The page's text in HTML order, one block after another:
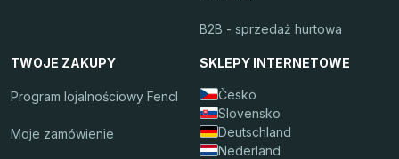
B2B - sprzedaż hurtowa
TWOJE ZAKUPY
Program lojalnościowy Fencl
Moje zamówienie
SKLEPY INTERNETOWE
Česko
Slovensko
Deutschland
Nederland